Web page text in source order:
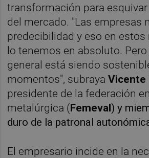
transformación para
del mercado. "Las empresas
predecibilidad y eso en
lo tenemos en absoluto.
general está siendo
momentos", subrayaVicente
presidente de la federación
metalúrgica (Femeval) y
duro de la patronal
El empresario incide en la